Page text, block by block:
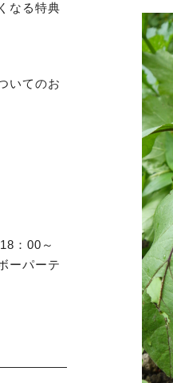
なる特典
いてのお
18：00～
ーパーテ